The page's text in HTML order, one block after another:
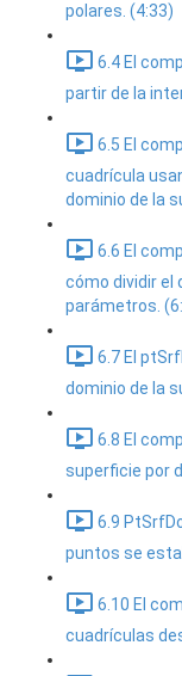
polares. (4:33)
6.4 El
partir de la
6.5 El
cuadrícula
dominio de la
6.6 El
cómo dividir el
parámetros.
6.7 El
dominio de la
6.8 El
superficie por
6.9
puntos se
6.10 El
cuadrículas